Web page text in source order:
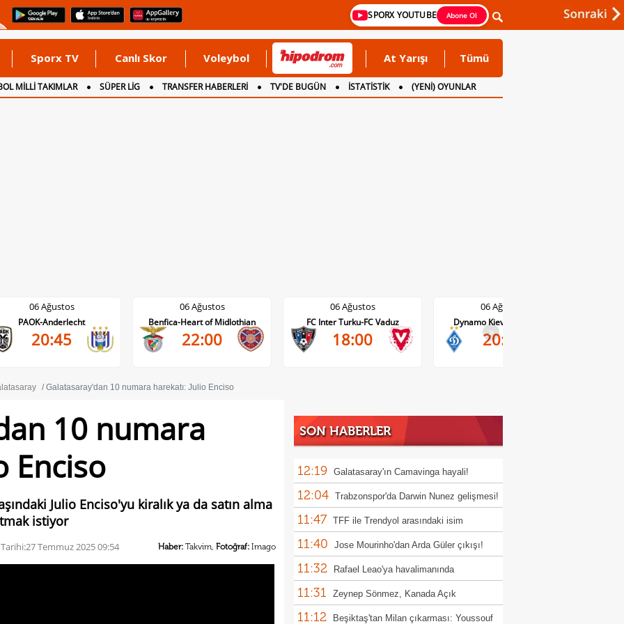
SPORX YOUTUBE Abone Ol
Sporx TV Canlı Skor Voleybol At Yarışı Tümü
MİLLİ TAKIMLAR SÜPER LİG TRANSFER HABERLERİ TV'DE BUGÜN İSTATİSTİK
(YENİ) OYUNLAR
06 Ağustos
PAOK-Anderlecht
20:45
06 Ağustos
Benfica-Heart of Midlothian
22:00
06 Ağustos
FC Inter Turku-FC Vaduz
18:00
06 Ağustos
Dynamo Kiev-Qarabag FK
20:00
>
Galatasaray'dan 10 numara harekatı: Julio Enciso
10 numara
Enciso
Julio Enciso'yu kiralık ya da satın alma
istiyor
27 Temmuz 2025 09:54 Haber: Takvim, Fotoğraf: Imago
SON HABERLER
12:19 Galatasaray'ın Camavinga hayali!
12:04 Trabzonspor'da Darwin Nunez gelişmesi!
11:47 TFF ile Trendyol arasındaki isim
sponsorluğu sözleşmesi uzatıldı
11:40 Jose Mourinho'dan Arda Güler çıkışı!
11:32 Rafael Leao'ya havalimanında
Galatasaray forması sürprizi
11:31 Zeynep Sönmez, Kanada Açık
Turnuvası'na veda etti
11:12 Beşiktaş'tan Milan çıkarması: Youssouf